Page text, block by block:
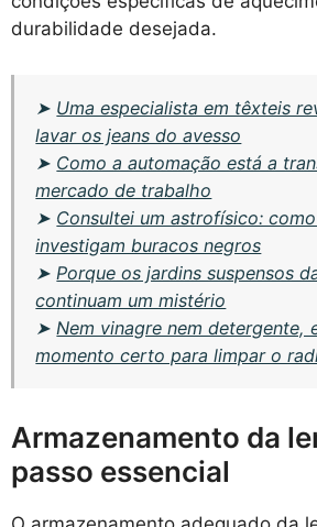
durabilidade desejada.
➤ Uma especialista em têxteis
lavar os jeans do avesso
➤ Como a automação está a
mercado de trabalho
➤ Consultei um astrofísico:
investigam buracos negros
➤ Porque os jardins suspensos
continuam um mistério
➤ Nem vinagre nem detergente,
momento certo para limpar o
Armazenamento da
passo essencial